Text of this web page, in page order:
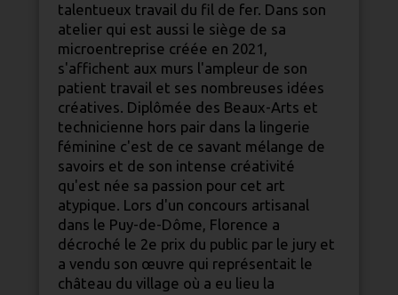
talentueux travail du fil de fer. Dans son
atelier qui est aussi le siège de sa
microentreprise créée en 2021,
s'affichent aux murs l'ampleur de son
patient travail et ses nombreuses idées
créatives. Diplômée des Beaux-Arts et
technicienne hors pair dans la lingerie
féminine c'est de ce savant mélange de
savoirs et de son intense créativité
qu'est née sa passion pour cet art
atypique. Lors d'un concours artisanal
dans le Puy-de-Dôme, Florence a
décroché le 2e prix du public par le jury et
a vendu son œuvre qui représentait le
château du village où a eu lieu la